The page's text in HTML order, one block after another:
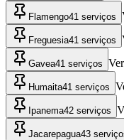
Flamengo41 serviços
Freguesia41 serviços
Gavea41 serviços
Humaita41 serviços
Ipanema42 serviços
Jacarepagua43